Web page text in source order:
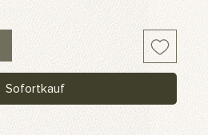
Sofortkauf